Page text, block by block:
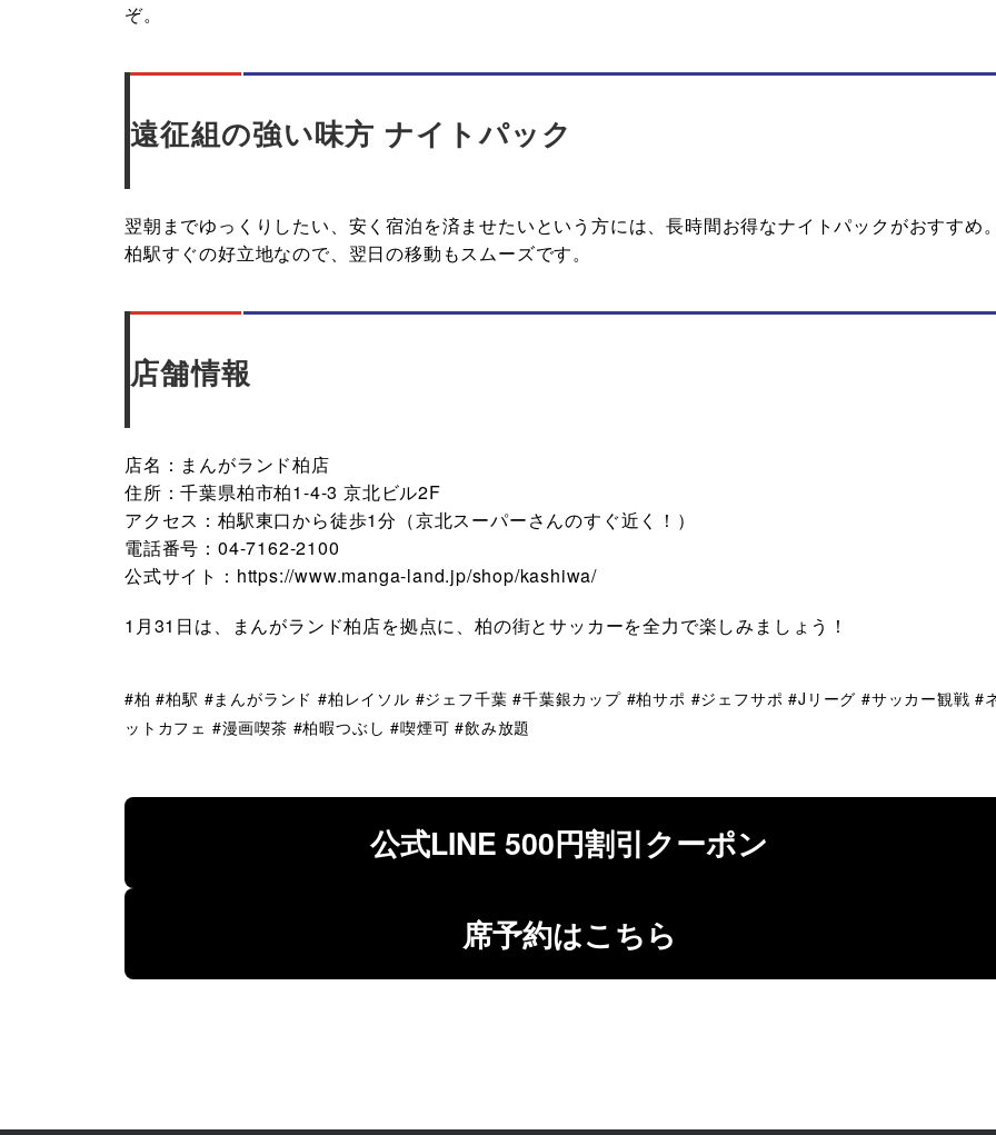
ぞ。
遠征組の強い味方 ナイトパック
翌朝までゆっくりしたい、安く宿泊を済ませたいという方には、長時間お得なナイトパックがおすすめ
柏駅すぐの好立地なので、翌日の移動もスムーズです。
店舗情報
店名：まんがランド柏店
住所：千葉県柏市柏1-4-3 京北ビル2F
アクセス：柏駅東口から徒歩1分（京北スーパーさんのすぐ近く！）
電話番号：04-7162-2100
公式サイト：https://www.manga-land.jp/shop/kashiwa/
1月31日は、まんがランド柏店を拠点に、柏の街とサッカーを全力で楽しみましょう！
#柏 #柏駅 #まんがランド #柏レイソル #ジェフ千葉 #千葉銀カップ #柏サポ #ジェフサポ #Jリーグ #サッカー観戦 #
ットカフェ #漫画喫茶 #柏暇つぶし #喫煙可 #飲み放題
公式LINE 500円割引クーポン
席予約はこちら